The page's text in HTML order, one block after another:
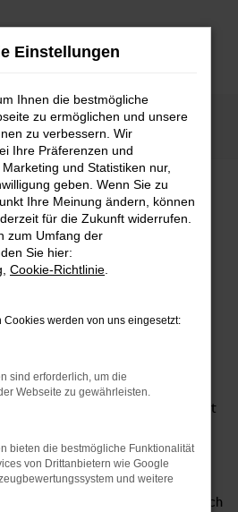
Škoda Kodiaq
Škoda Kodiaq
Schorndorf
mit
nach
Ihr Škoda Kodiaq
Kodiaq Gebrauchtwagen lässt
kaum bewerkstelligen. Das
eine exzellente Qualität und
einige Jahre des Einfahrens
Hinzu kommt, dass wir beim
Kodiaq gerne direkt zu Ihnen nach
Einstellungen
Ihnen die bestmögliche
zu ermöglichen und unsere
zu verbessern. Wir
Ihre Präferenzen und
und Statistiken nur,
geben. Wenn Sie zu
Ihre Meinung ändern, können
für die Zukunft widerrufen.
zum Umfang der
Sie hier:
Cookie-Richtlinie
Cookies werden von uns eingesetzt:
sind erforderlich, um die
Webseite zu gewährleisten.
bieten die bestmögliche Funktionalität
von Drittanbietern wie Google
und weitere